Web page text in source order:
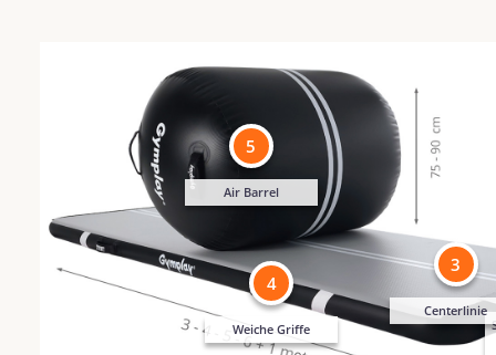
Centerlinie
3
Weiche Griffe
4
Air Barrel
5